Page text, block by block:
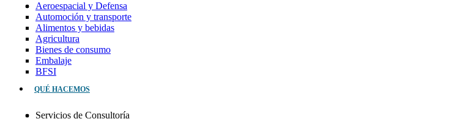
Aeroespacial y Defensa
Automoción y transporte
Alimentos y bebidas
Agricultura
Bienes de consumo
Embalaje
BFSI
QUÉ HACEMOS
Servicios de Consultoría